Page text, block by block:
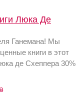
Люка Де
Ганемана! Мы
книги в этот
де Схеппера 30%